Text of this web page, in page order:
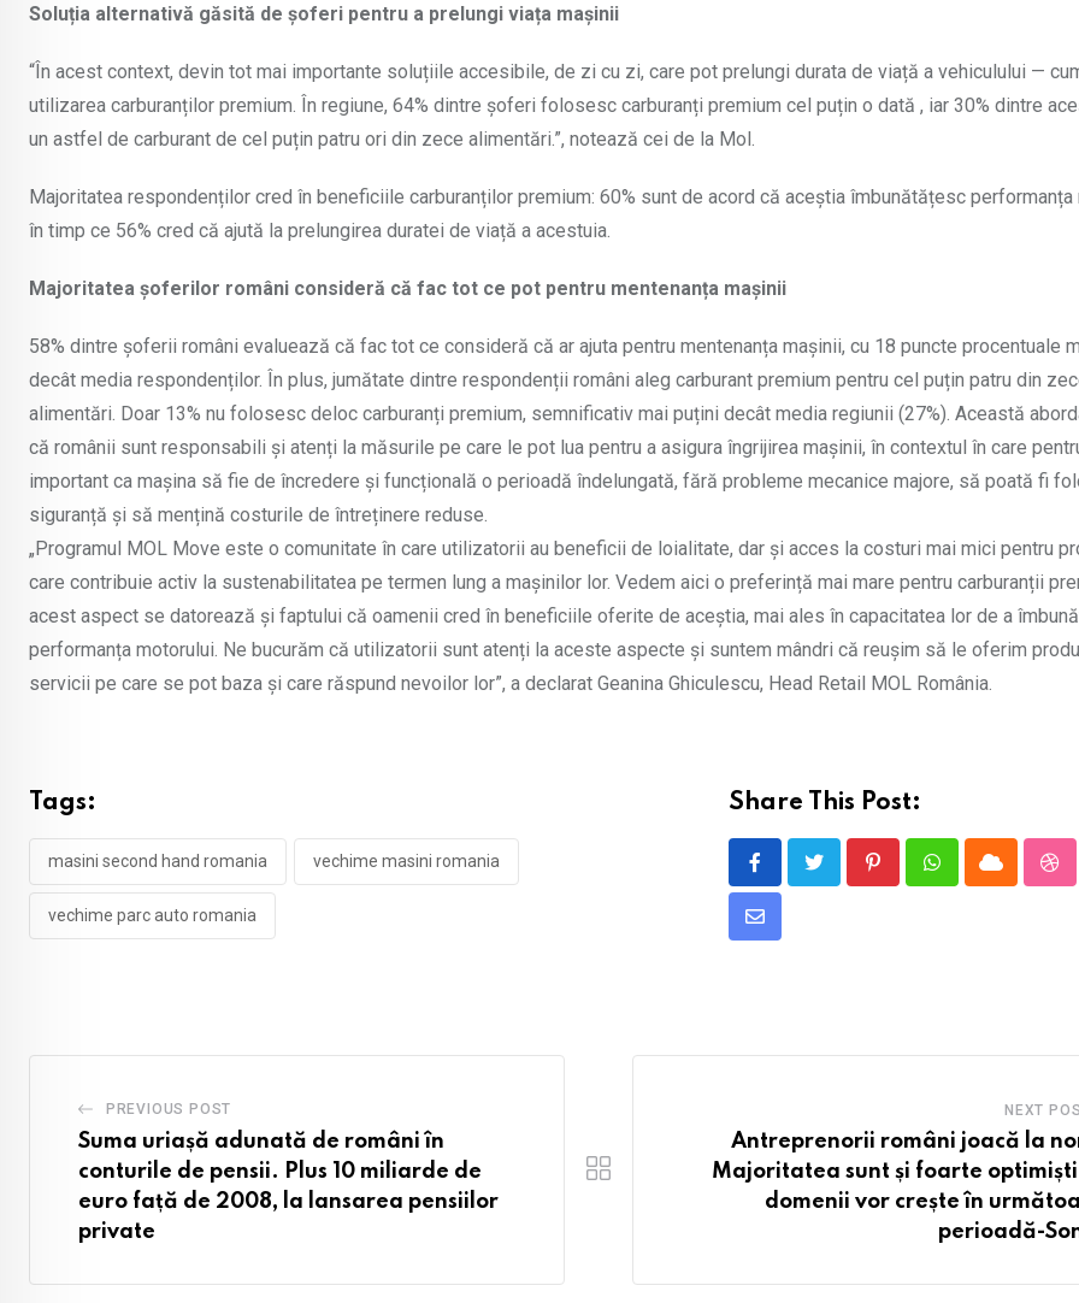
Soluția alternativă găsită de șoferi pentru a prelungi viața mașinii
“În acest context, devin tot mai importante soluțiile accesibile, de zi cu zi, care pot prelungi durata de viață a vehiculului —
utilizarea carburanților premium. În regiune, 64% dintre șoferi folosesc carburanți premium cel puțin o dată , iar 30% dintre
un astfel de carburant de cel puțin patru ori din zece alimentări.”, notează cei de la Mol.
Majoritatea respondenților cred în beneficiile carburanților premium: 60% sunt de acord că aceștia îmbunătățesc performanța
în timp ce 56% cred că ajută la prelungirea duratei de viață a acestuia.
Majoritatea șoferilor români consideră că fac tot ce pot pentru mentenanța mașinii
58% dintre șoferii români evaluează că fac tot ce consideră că ar ajuta pentru mentenanța mașinii, cu 18 puncte procentuale
decât media respondenților. În plus, jumătate dintre respondenții români aleg carburant premium pentru cel puțin patru din
alimentări. Doar 13% nu folosesc deloc carburanți premium, semnificativ mai puțini decât media regiunii (27%). Această
că românii sunt responsabili și atenți la măsurile pe care le pot lua pentru a asigura îngrijirea mașinii, în contextul în care
important ca mașina să fie de încredere și funcțională o perioadă îndelungată, fără probleme mecanice majore, să poată fi
siguranță și să mențină costurile de întreținere reduse.
„Programul MOL Move este o comunitate în care utilizatorii au beneficii de loialitate, dar și acces la costuri mai mici pentru
care contribuie activ la sustenabilitatea pe termen lung a mașinilor lor. Vedem aici o preferință mai mare pentru carburanții
acest aspect se datorează și faptului că oamenii cred în beneficiile oferite de aceștia, mai ales în capacitatea lor de a
performanța motorului. Ne bucurăm că utilizatorii sunt atenți la aceste aspecte și suntem mândri că reușim să le oferim
servicii pe care se pot baza și care răspund nevoilor lor”, a declarat Geanina Ghiculescu, Head Retail MOL România.
Tags:
masini second hand romania vechime masini romania
vechime parc auto romania
Share This Post:
PinterestWhatsappCloud
Share
PREVIOUS POST
Suma uriașă adunată de români în
conturile de pensii. Plus 10 miliarde de
euro față de 2008, la lansarea pensiilor
private
NEXT
Antreprenorii români joacă la
Majoritatea sunt și foarte
domenii vor crește în
perioadă-